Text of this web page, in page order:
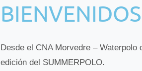
Desde el CNA Morvedre – Waterpolo
edición del SUMMERPOLO.